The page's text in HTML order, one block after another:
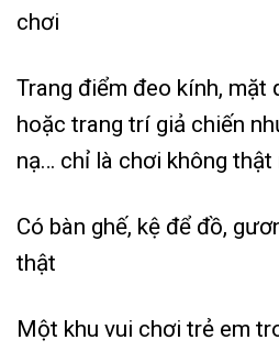
chơi
Trang điểm đeo kính, mặt
hoặc trang trí giả chiến
nạ… chỉ là chơi không thật
Có bàn ghế, kệ để đồ,
thật
Một khu vui chơi trẻ em